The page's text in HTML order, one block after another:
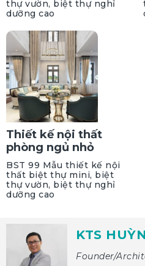
thự vườn, biệt thự nghỉ
dưỡng cao
Thiết kế nội thất
phòng ngủ nhỏ
BST 99 Mẫu thiết kế nội
thất biệt thự mini, biệt
thự vườn, biệt thự nghỉ
dưỡng cao
KTS
Founder/